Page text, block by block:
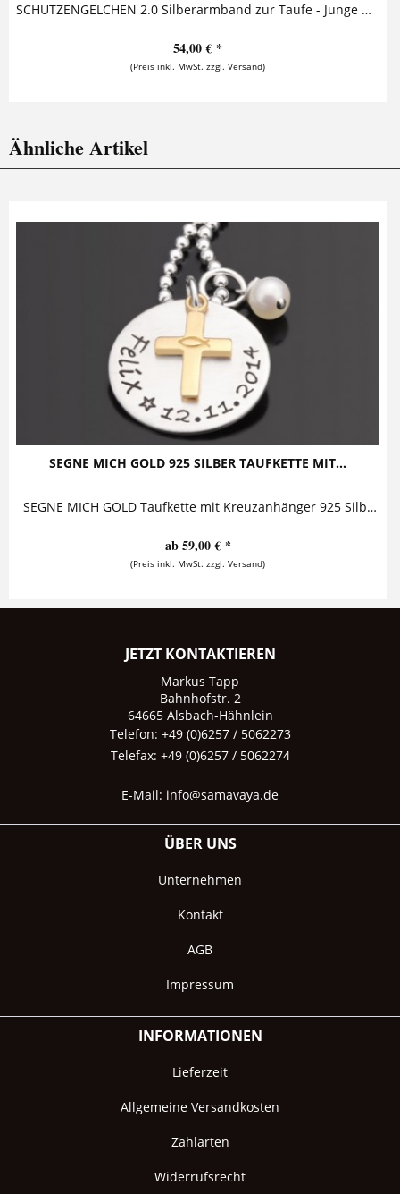
SCHUTZENGELCHEN 2.0 Silberarmband zur Taufe - Junge Dieses bezaubernde Taufarmband mit Namensgravur aus 925 Sterling Silber besteht aus zwei runden...
54,00 € *
(Preis inkl. MwSt. zzgl. Versand)
Ähnliche Artikel
SEGNE MICH GOLD 925 SILBER TAUFKETTE MIT...
SEGNE MICH GOLD Taufkette mit Kreuzanhänger 925 Silber Diese entzückende Taufkette aus 925 Sterling Silber besteht aus einem personalisierten...
ab 59,00 € *
(Preis inkl. MwSt. zzgl. Versand)
JETZT KONTAKTIEREN
Markus Tapp
Bahnhofstr. 2
64665 Alsbach-Hähnlein
Telefon: +49 (0)6257 / 5062273
Telefax: +49 (0)6257 / 5062274
E-Mail: info@samavaya.de
ÜBER UNS
Unternehmen
Kontakt
AGB
Impressum
INFORMATIONEN
Lieferzeit
Allgemeine Versandkosten
Zahlarten
Widerrufsrecht